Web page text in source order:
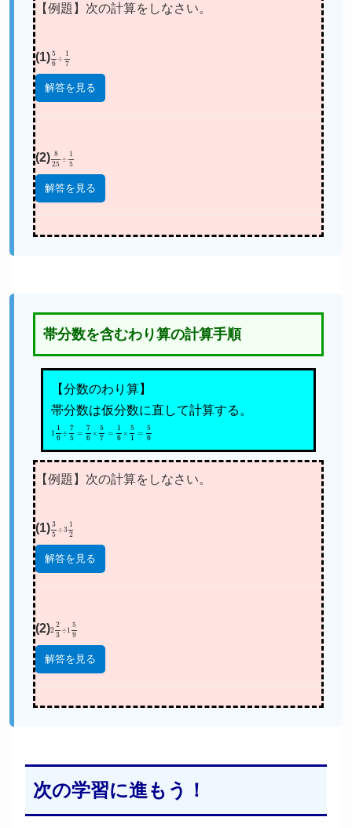
【例題】次の計算をしなさい。
(1)56 1
解答を見る
(2) 825 1
解答を見る
帯分数を含むわり算の計算手順
【分数のわり算】
帯分数は仮分数に直して計算する。
1 1 75 76 57 6 1 6
【例題】次の計算をしなさい。
(1)35 3 1
解答を見る
(2)2 2 ÷15
解答を見る
次の学習に進もう！